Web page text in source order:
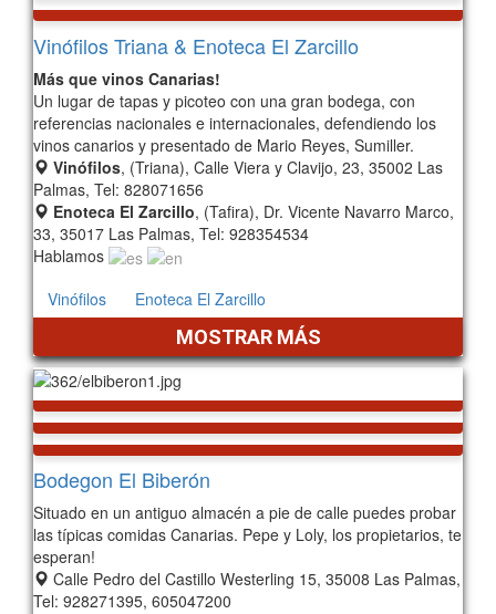
Vinófilos Triana & Enoteca El Zarcillo
Más que vinos Canarias!
Un lugar de tapas y picoteo con una gran bodega, con
referencias nacionales e internacionales, defendiendo los
vinos canarios y presentado de Mario Reyes, Sumiller.
Vinófilos, (Triana), Calle Viera y Clavijo, 23, 35002 Las
Palmas, Tel: 828071656
Enoteca El Zarcillo, (Tafira), Dr. Vicente Navarro Marco,
33, 35017 Las Palmas, Tel: 928354534
Hablamos
Vinófilos
Enoteca El Zarcillo
MOSTRAR MÁS
Bodegon El Biberón
Situado en un antiguo almacén a pie de calle puedes probar
las típicas comidas Canarias. Pepe y Loly, los propietarios, te
esperan!
Calle Pedro del Castillo Westerling 15, 35008 Las Palmas,
Tel: 928271395, 605047200